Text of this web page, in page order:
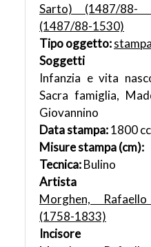
Sarto) (1487/88-
(1487/88-1530)
Tipo oggetto:stampa
Soggetti
Infanzia e vita
Sacra famiglia,
Giovannino
Data stampa:1800 cc
Misure stampa (cm):
Tecnica:Bulino
Artista
Morghen,
(1758-1833)
Incisore